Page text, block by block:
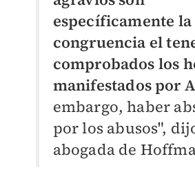
específicamente
congruencia el
comprobados los
manifestados por
embargo, haber
por los abusos",
abogada de